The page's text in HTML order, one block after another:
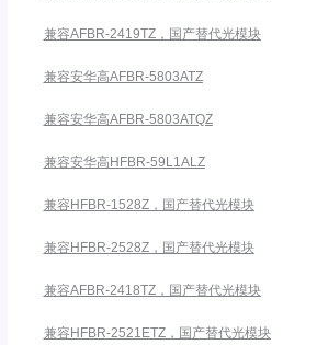
兼容AFBR-2419TZ，国产替代光模块
兼容安华高AFBR-5803ATZ
兼容安华高AFBR-5803ATQZ
兼容安华高HFBR-59L1ALZ
兼容HFBR-1528Z，国产替代光模块
兼容HFBR-2528Z，国产替代光模块
兼容AFBR-2418TZ，国产替代光模块
兼容HFBR-2521ETZ，国产替代光模块